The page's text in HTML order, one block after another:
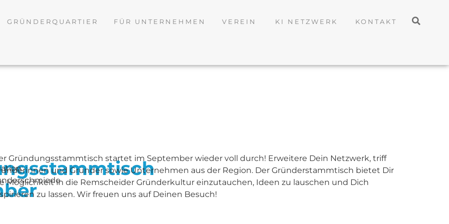
GRÜNDERQUARTIER FÜR UNTERNEHMEN VEREIN KI NETZWERK KONTAKT
Gründungsstammtisch startet im September wieder voll durch! Erweitere Dein Netzwerk, triff
und Gründer sowie Unternehmen aus der Region. Der Gründerstammtisch bietet Dir
Möglichkeit in die Remscheider Gründerkultur einzutauchen, Ideen zu lauschen und Dich
zu lassen. Wir freuen uns auf Deinen Besuch!